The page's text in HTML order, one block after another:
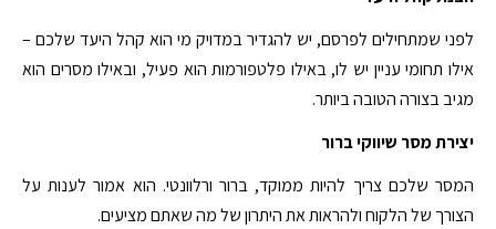
לפני שמתחילים לפרסם, יש להגדיר במדויק מי הוא קהל היעד שלכם –
אילו תחומי עניין יש לו, באילו פלטפורמות הוא פעיל, ובאילו מסרים הוא
מגיב בצורה הטובה ביותר.
יצירת מסר שיווקי ברור
המסר שלכם צריך להיות ממוקד, ברור ורלוונטי. הוא אמור לענות על
הצורך של הלקוח ולהראות את היתרון של מה שאתם מציעים.